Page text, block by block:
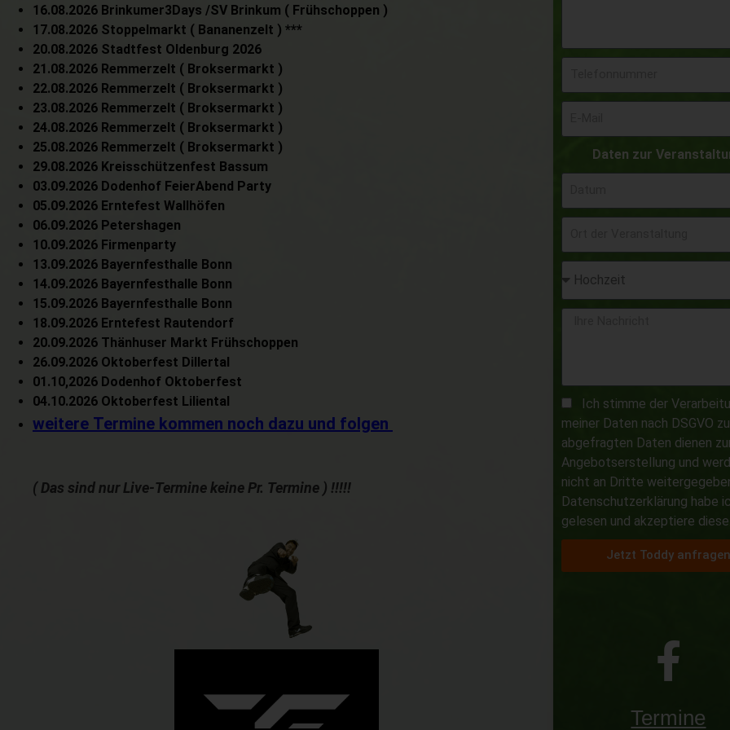
16.08.2026 Brinkumer3Days /SV Brinkum ( Frühschoppen )
17.08.2026 Stoppelmarkt ( Bananenzelt ) ***
20.08.2026 Stadtfest Oldenburg 2026
21.08.2026 Remmerzelt ( Broksermarkt )
22.08.2026 Remmerzelt ( Broksermarkt )
23.08.2026 Remmerzelt ( Broksermarkt )
24.08.2026 Remmerzelt ( Broksermarkt )
25.08.2026 Remmerzelt ( Broksermarkt )
29.08.2026 Kreisschützenfest Bassum
03.09.2026 Dodenhof FeierAbend Party
05.09.2026 Erntefest Wallhöfen
06.09.2026 Petershagen
10.09.2026 Firmenparty
13.09.2026 Bayernfesthalle Bonn
14.09.2026 Bayernfesthalle Bonn
15.09.2026 Bayernfesthalle Bonn
18.09.2026 Erntefest Rautendorf
20.09.2026 Thänhuser Markt Frühschoppen
26.09.2026 Oktoberfest Dillertal
01.10,2026 Dodenhof Oktoberfest
04.10.2026 Oktoberfest Liliental
weitere Termine kommen noch dazu und folgen
( Das sind nur Live-Termine keine Pr. Termine ) !!!!!
Daten zur
Ich stimme der
meiner Daten nach DSGVO
abgefragten Daten dienen
Angebotserstellung und
nicht an Dritte
Datenschutzerklärung habe
gelesen und akzeptiere
Jetzt Toddy anfragen
Termine